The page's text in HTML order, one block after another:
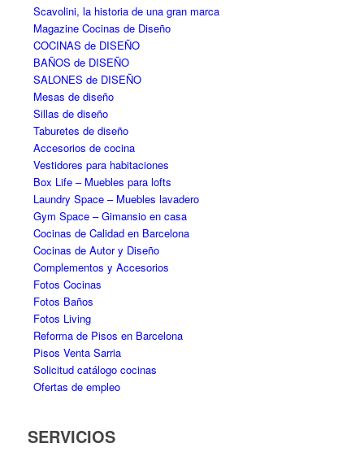
Scavolini, la historia de una gran marca
Magazine Cocinas de Diseño
COCINAS de DISEÑO
BAÑOS de DISEÑO
SALONES de DISEÑO
Mesas de diseño
Sillas de diseño
Taburetes de diseño
Accesorios de cocina
Vestidores para habitaciones
Box Life – Muebles para lofts
Laundry Space – Muebles lavadero
Gym Space – Gimansio en casa
Cocinas de Calidad en Barcelona
Cocinas de Autor y Diseño
Complementos y Accesorios
Fotos Cocinas
Fotos Baños
Fotos Living
Reforma de Pisos en Barcelona
Pisos Venta Sarria
Solicitud catálogo cocinas
Ofertas de empleo
SERVICIOS